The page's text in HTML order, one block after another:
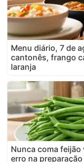
Menu diário, 7 de
cantonês, frango
laranja
Nunca coma feijão
erro na